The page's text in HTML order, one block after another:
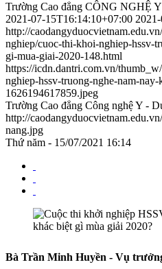
Trường Cao đẳng CÔNG NGHỆ
2021-07-15T16:14:10+07:00
http://
nghiep/cuoc-thi-khoi-nghiep-hssv-
gi-mua-giai-2020-148.html
https://icdn.dantri.com.vn/
nghiep-hssv-truong-nghe-nam-
1626194617859.jpeg
Trường Cao đẳng Công nghệ Y -
http://
nang.jpg
Thứ năm - 15/07/2021 16:14
Bà Trần Minh Huyền - Vụ